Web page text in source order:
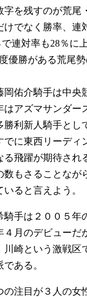
を残すのが荒尾
けでなく勝率、連
で連対率も28％に
優勝がある荒尾勢
佑介騎手は中央
はアズマサンダー
勝利新人騎手とし
でに東西リーディ
る飛躍が期待され
数もさることなが
ると言えよう。
手は２００５年
４月のデビューだ
川崎という激戦区
ある。
注目が３人の女